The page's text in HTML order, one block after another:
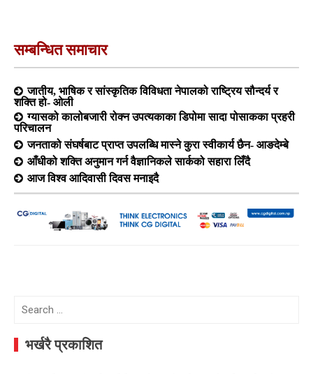
सम्बन्धित समाचार
जातीय, भाषिक र सांस्कृतिक विविधता नेपालको राष्ट्रिय सौन्दर्य र
शक्ति हो- ओली
ग्यासको कालोबजारी रोक्न उपत्यकाका डिपोमा सादा पोसाकका प्रहरी
परिचालन
जनताको संघर्षबाट प्राप्त उपलब्धि मास्ने कुरा स्वीकार्य छैन- आङदेम्बे
आँधीको शक्ति अनुमान गर्न वैज्ञानिकले सार्कको सहारा लिँदै
आज विश्व आदिवासी दिवस मनाइदै
Search
भर्खरै प्रकाशित